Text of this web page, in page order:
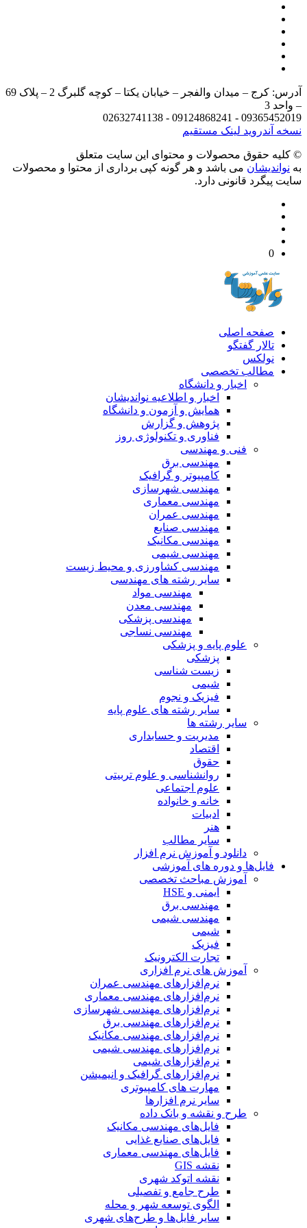
آدرس: کرج – میدان والفجر – خیابان یکتا – کوچه گلبرگ 2 – پلاک 69
3
09365452019 - 09124868241 -
آندرویدلینک مستقیم
حقوق محصولات و محتوای اين سایت متعلق
می باشد و هر گونه کپی برداری از محتوا و محصولات
پیگرد قانونی دارد.
صفحه اصلی
تالار گفتگو
نولکس
مطالب تخصصی
اخبار و دانشگاه
اخبار و اطلاعیه نواندیشان
همایش و آزمون و دانشگاه
پژوهش و گزارش
فناوری و تکنولوژی روز
فنی و مهندسی
مهندسی برق
کامپیوتر و گرافیک
مهندسی شهرسازی
مهندسی معماری
مهندسی عمران
مهندسی صنایع
مهندسی مکانیک
مهندسی شیمی
مهندسی کشاورزی و محیط زیست
سایر رشته های مهندسی
مهندسی مواد
مهندسی معدن
مهندسی پزشکی
مهندسی نساجی
علوم پایه و پزشکی
پزشکی
زیست شناسی
شیمی
فیزیک و نجوم
سایر رشته های علوم پایه
سایر رشته ها
مدیریت و حسابداری
اقتصاد
حقوق
روانشناسی و علوم تربیتی
علوم اجتماعی
خانه و خانواده
ادبیات
هنر
سایر مطالب
دانلود و آموزش نرم افزار
فایل‌ها و دوره های آموزشی
آموزش مباحث تخصصی
ایمنی و HSE
مهندسی برق
مهندسی شیمی
شیمی
فیزیک
تجارت الکترونیک
آموزش های نرم افزاری
نرم‌افزارهای مهندسی عمران
نرم‌افزارهای مهندسی معماری
نرم‌افزارهای مهندسی شهرسازی
نرم‌افزارهای مهندسی برق
نرم‌افزارهای مهندسی مکانیک
نرم‌افزارهای مهندسی شیمی
نرم‌افزارهای شیمی
نرم‌افزارهای گرافیک و انیمیشن
مهارت های کامپیوتری
سایر نرم افزارها
طرح و نقشه و بانک داده
فایل‌های مهندسی مکانیک
فایل‌های صنایع غذایی
فایل‌های مهندسی معماری
نقشه GIS
نقشه اتوکد شهری
طرح جامع و تفصیلی
الگوی توسعه شهر و محله
سایر فایل‌ها و طرح‌های شهری